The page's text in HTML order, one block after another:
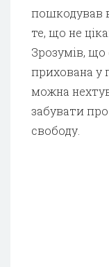
пошкодував
те, що не
Зрозумів, що
прихована у
можна
забувати
свободу.